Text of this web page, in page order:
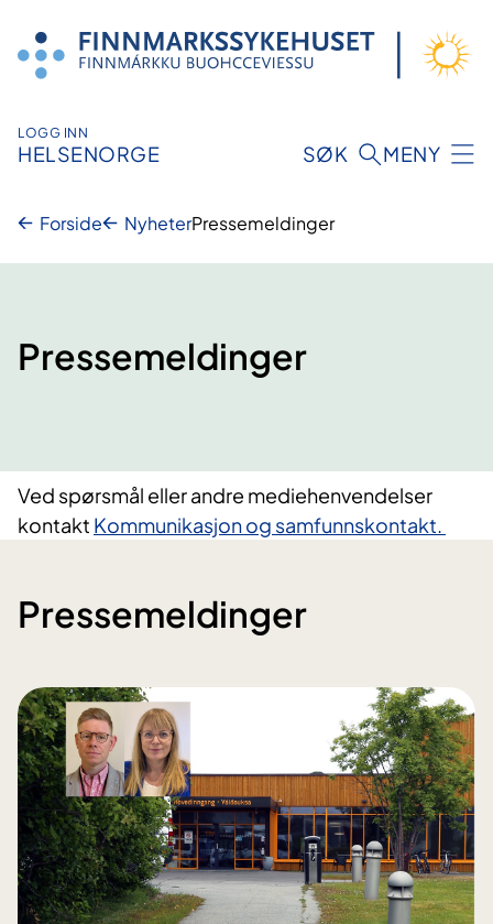
innhold
LOGG INN
HELSENORGE SØK MENY
Forside NyheterPressemeldinger
Pressemeldinger
Ved spørsmål eller andre mediehenvendelser
kontakt Kommunikasjon og samfunnskontakt.
Pressemeldinger